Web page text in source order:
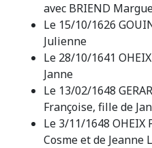
avec BRIEND
Le 15/10/1626
Julienne
Le 28/10/1641
Janne
Le 13/02/1648
Françoise, fille de Jan
Le 3/11/1648 OHEIX
Cosme et de Jeanne